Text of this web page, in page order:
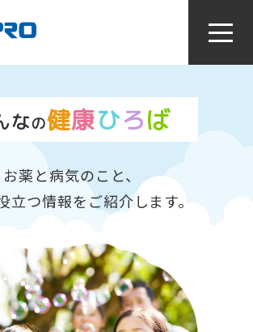
ほどライブラリ
っとく健康動画
衛生って何？〜
通信簿
なの健康ひろば
お薬と病気のこと、
立つ情報をご紹介します。